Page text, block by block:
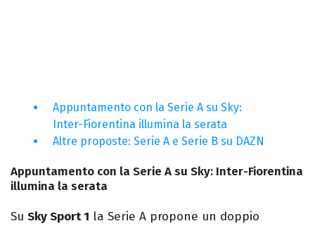
Appuntamento con la Serie A su Sky:
Inter-Fiorentina illumina la serata
Altre proposte: Serie A e Serie B su DAZN
Appuntamento con la Serie A su Sky: Inter-Fiorentina
illumina la serata
Su Sky Sport 1 la Serie A propone un doppio